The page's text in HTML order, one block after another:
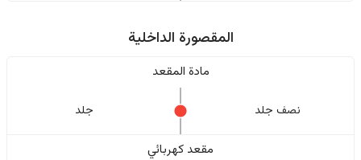
المقصورة الداخلية
مادة المقعد
نصف جلد جلد
مقعد كهربائي